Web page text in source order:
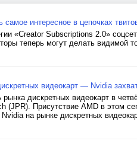
самое интересное в цепочках
«Creator Subscriptions 2.0»
теперь могут делать видимой
видеокарт — Nvidia
дискретных видеокарт в
(JPR). Присутствие AMD в этом
на рынке дискретных